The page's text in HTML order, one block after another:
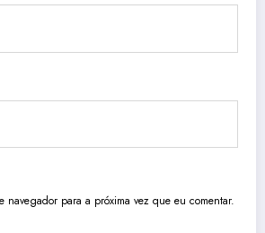
navegador para a próxima vez que eu comentar.